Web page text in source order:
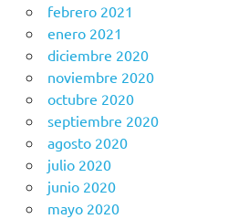
febrero 2021
enero 2021
diciembre 2020
noviembre 2020
octubre 2020
septiembre 2020
agosto 2020
julio 2020
junio 2020
mayo 2020